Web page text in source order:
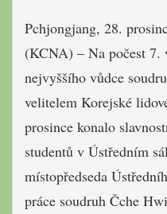
Pchjongjang, 28.
(KCNA) – Na počest 7.
nejvyššího vůdce
velitelem Korejské
prosince konalo
studentů v Ústředním
místopředseda
práce soudruh Čche